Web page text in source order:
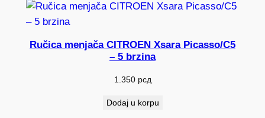
Ručica menjača CITROEN Xsara Picasso/C5
– 5 brzina
1.350 рсд
Dodaj u korpu